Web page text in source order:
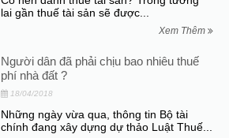
lai gần thuế tài sản sẽ được...
Xem Thêm
Người dân đã phải chịu bao nhiêu thuế
phí nhà đất ?
18/04/2018
Những ngày vừa qua, thông tin Bộ tài
chính đang xây dựng dự thảo Luật Thuế...